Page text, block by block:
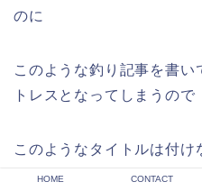
のに
このような釣り記事を書い
トレスとなってしまうので
このようなタイトルは付け
HOME CONTACT